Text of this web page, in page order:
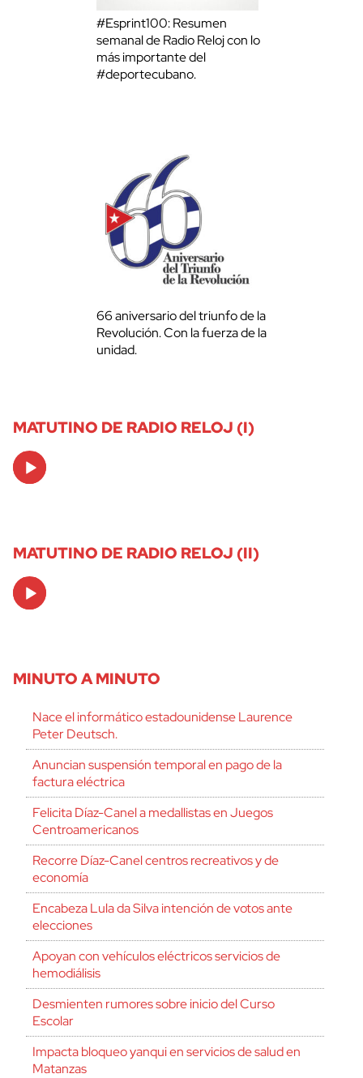
#Esprint100: Resumen
semanal de Radio Reloj con lo
más importante del
#deportecubano.
66 aniversario del triunfo de la
Revolución. Con la fuerza de la
unidad.
MATUTINO DE RADIO RELOJ (I)
Audio
Player
MATUTINO DE RADIO RELOJ (II)
Audio
Player
MINUTO A MINUTO
Nace el informático estadounidense Laurence
Peter Deutsch.
Anuncian suspensión temporal en pago de la
factura eléctrica
Felicita Díaz-Canel a medallistas en Juegos
Centroamericanos
Recorre Díaz-Canel centros recreativos y de
economía
Encabeza Lula da Silva intención de votos ante
elecciones
Apoyan con vehículos eléctricos servicios de
hemodiálisis
Desmienten rumores sobre inicio del Curso
Escolar
Impacta bloqueo yanqui en servicios de salud en
Matanzas